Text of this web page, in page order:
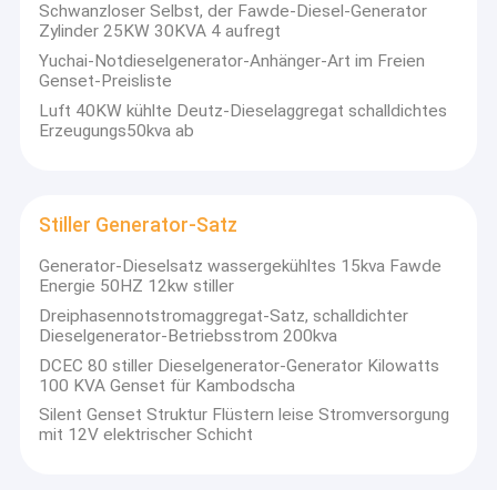
Schwanzloser Selbst, der Fawde-Diesel-Generator
Zylinder 25KW 30KVA 4 aufregt
Yuchai-Notdieselgenerator-Anhänger-Art im Freien
Genset-Preisliste
Luft 40KW kühlte Deutz-Dieselaggregat schalldichtes
Erzeugungs50kva ab
Stiller Generator-Satz
Generator-Dieselsatz wassergekühltes 15kva Fawde
Energie 50HZ 12kw stiller
Dreiphasennotstromaggregat-Satz, schalldichter
Dieselgenerator-Betriebsstrom 200kva
DCEC 80 stiller Dieselgenerator-Generator Kilowatts
100 KVA Genset für Kambodscha
Silent Genset Struktur Flüstern leise Stromversorgung
mit 12V elektrischer Schicht